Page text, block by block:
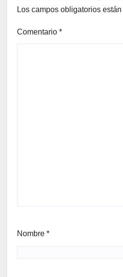
Los campos obligatorios
Comentario *
Nombre *